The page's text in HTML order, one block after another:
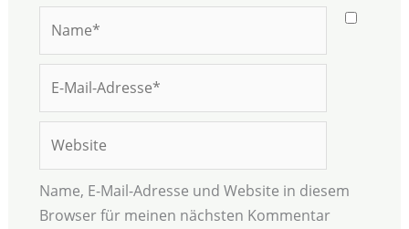
Mail-
Adresse*
Name, E-Mail-Adresse und Website in diesem
Browser für meinen nächsten Kommentar